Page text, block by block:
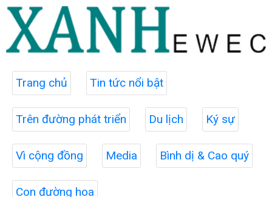
Trang chủ Tin tức nổi bật
Trên đường phát triển Du lịch Ký sự
Vì cộng đồng Media Bình dị & Cao quý
Con đường hoa